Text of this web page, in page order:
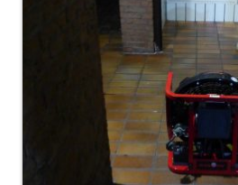
Jahreskonzert 2019
Benefizkonzert 2021
Oktoberfestkonzert
Tagesfahrt 2017